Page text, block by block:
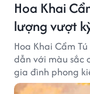
Hoa Khai
lượng vượt
Hoa Khai Cẩm
dẫn với màu sắc
gia đình phong